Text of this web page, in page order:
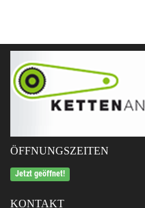
ÖFFNUNGSZEITEN
Jetzt geöffnet!
KONTAKT